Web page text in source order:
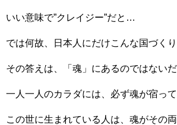
いい意味で”クレイジー”だと…
では何故、日本人にだけこんな国づくり
その答えは、「魂」にあるのではないだ
一人一人のカラダには、必ず魂が宿って
この世に生まれている人は、魂がその